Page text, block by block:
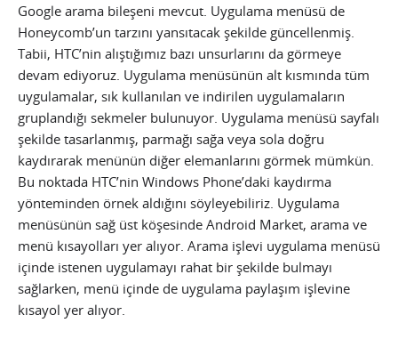
Google arama bileşeni mevcut. Uygulama menüsü de
Honeycomb’un tarzını yansıtacak şekilde güncellenmiş.
Tabii, HTC’nin alıştığımız bazı unsurlarını da görmeye
devam ediyoruz. Uygulama menüsünün alt kısmında tüm
uygulamalar, sık kullanılan ve indirilen uygulamaların
gruplandığı sekmeler bulunuyor. Uygulama menüsü sayfalı
şekilde tasarlanmış, parmağı sağa veya sola doğru
kaydırarak menünün diğer elemanlarını görmek mümkün.
Bu noktada HTC’nin Windows Phone’daki kaydırma
yönteminden örnek aldığını söyleyebiliriz. Uygulama
menüsünün sağ üst köşesinde Android Market, arama ve
menü kısayolları yer alıyor. Arama işlevi uygulama menüsü
içinde istenen uygulamayı rahat bir şekilde bulmayı
sağlarken, menü içinde de uygulama paylaşım işlevine
kısayol yer alıyor.